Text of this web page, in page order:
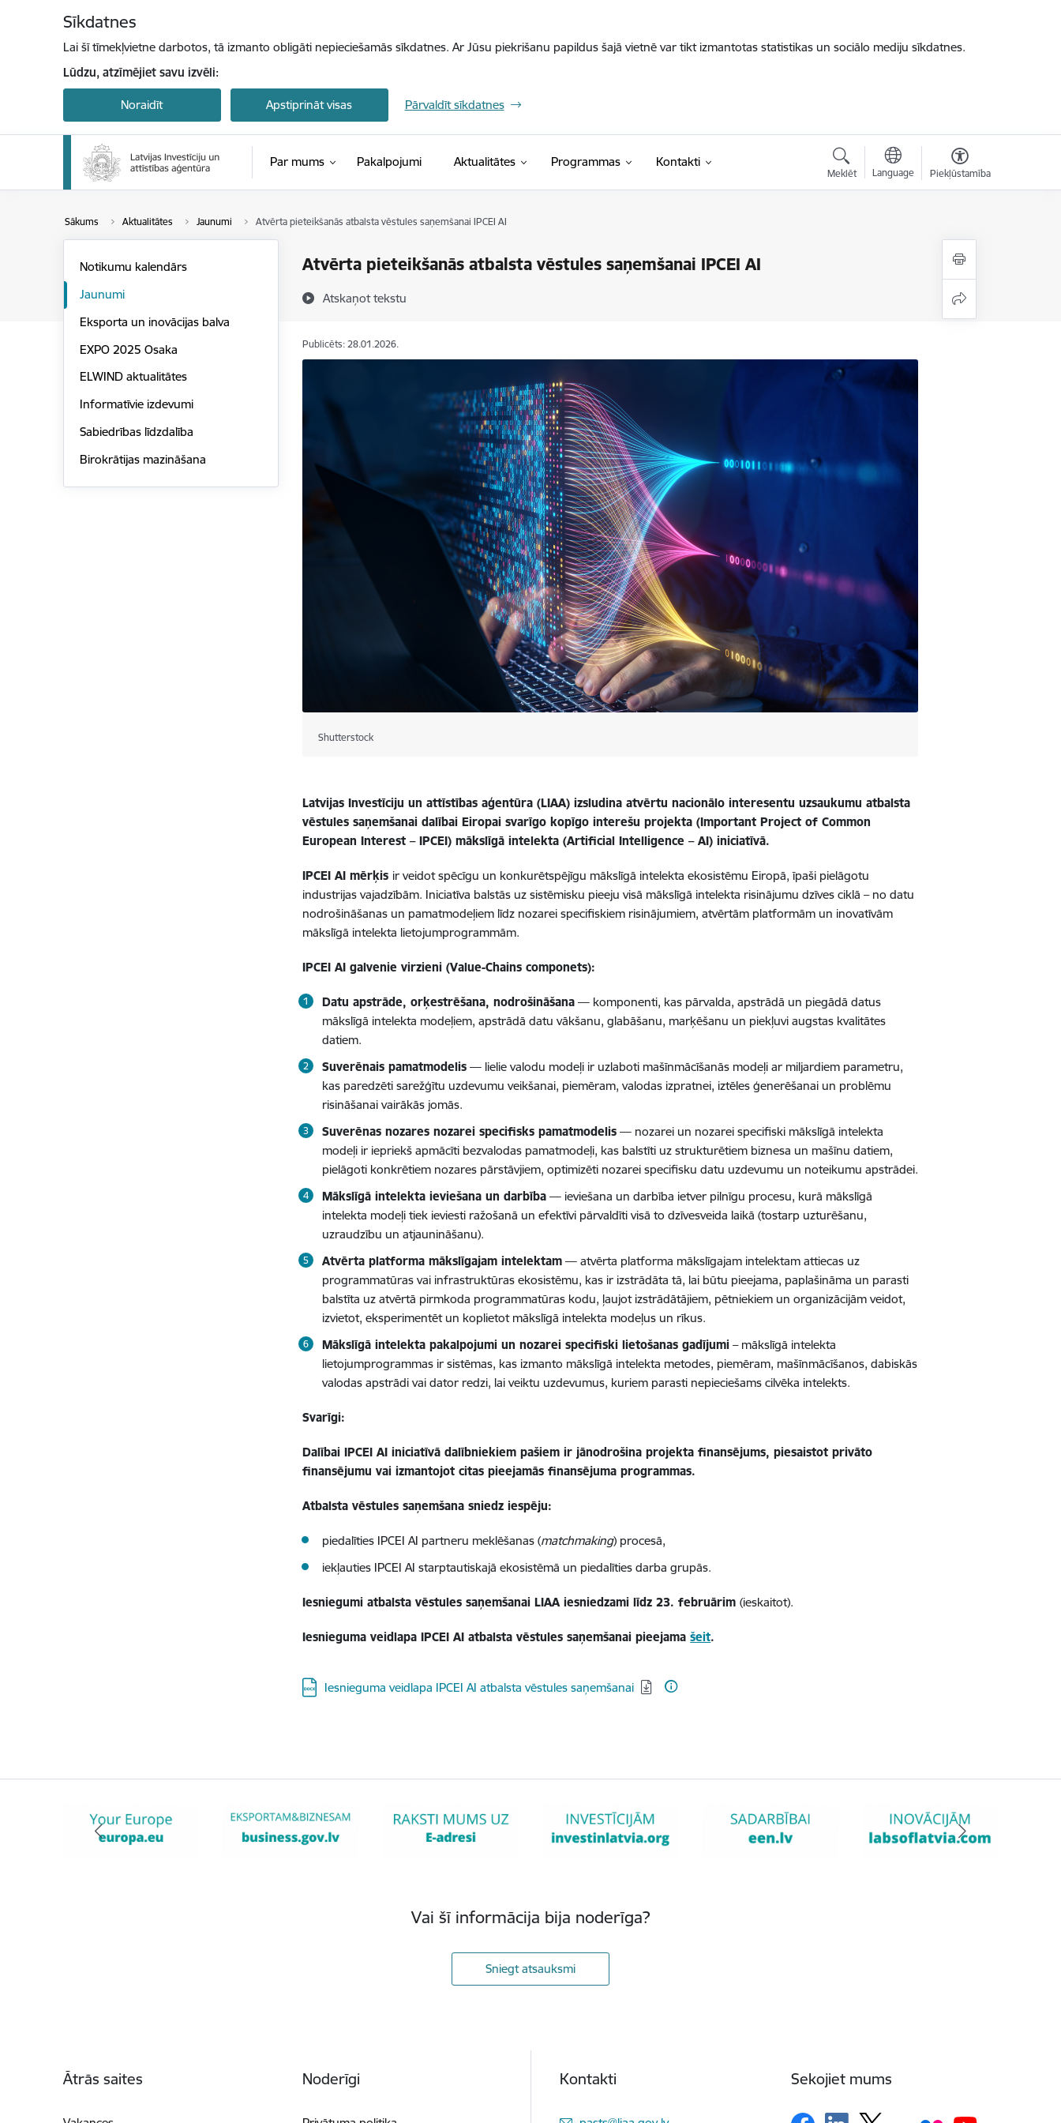
Sīkdatnes
Lai šī tīmekļvietne darbotos, tā izmanto obligāti nepieciešamās sīkdatnes. Ar Jūsu piekrišanu papildus šajā vietnē var tikt izmantotas statistikas un sociālo mediju sīkdatnes.
Lūdzu, atzīmējiet savu izvēli:
Noraidīt Apstiprināt visas Pārvaldīt sīkdatnes
Par mums Pakalpojumi Aktualitātes Programmas Kontakti
Meklēt Language Piekļūstamība
Sākums Aktualitātes Jaunumi Atvērta pieteikšanās atbalsta vēstules saņemšanai IPCEI AI
Atvērta pieteikšanās atbalsta vēstules saņemšanai IPCEI AI
Atskaņot tekstu
Notikumu kalendārs
Jaunumi
Eksporta un inovācijas balva
EXPO 2025 Osaka
ELWIND aktualitātes
Informatīvie izdevumi
Sabiedrības līdzdalība
Birokrātijas mazināšana
Publicēts: 28.01.2026.
Shutterstock
Latvijas Investīciju un attīstības aģentūra (LIAA) izsludina atvērtu nacionālo interesentu uzsaukumu atbalsta
vēstules saņemšanai dalībai Eiropai svarīgo kopīgo interešu projekta (Important Project of Common
European Interest – IPCEI) mākslīgā intelekta (Artificial Intelligence – AI) iniciatīvā.
IPCEI AI mērķis ir veidot spēcīgu un konkurētspējīgu mākslīgā intelekta ekosistēmu Eiropā, īpaši pielāgotu
industrijas vajadzībām. Iniciatīva balstās uz sistēmisku pieeju visā mākslīgā intelekta risinājumu dzīves ciklā – no datu
nodrošināšanas un pamatmodeļiem līdz nozarei specifiskiem risinājumiem, atvērtām platformām un inovatīvām
mākslīgā intelekta lietojumprogrammām.
IPCEI AI galvenie virzieni (Value-Chains componets):
Datu apstrāde, orķestrēšana, nodrošināšana — komponenti, kas pārvalda, apstrādā un piegādā datus
mākslīgā intelekta modeļiem, apstrādā datu vākšanu, glabāšanu, marķēšanu un piekļuvi augstas kvalitātes
datiem.
Suverēnais pamatmodelis — lielie valodu modeļi ir uzlaboti mašīnmācīšanās modeļi ar miljardiem parametru,
kas paredzēti sarežģītu uzdevumu veikšanai, piemēram, valodas izpratnei, iztēles ģenerēšanai un problēmu
risināšanai vairākās jomās.
Suverēnas nozares nozarei specifisks pamatmodelis — nozarei un nozarei specifiski mākslīgā intelekta
modeļi ir iepriekš apmācīti bezvalodas pamatmodeļi, kas balstīti uz strukturētiem biznesa un mašīnu datiem,
pielāgoti konkrētiem nozares pārstāvjiem, optimizēti nozarei specifisku datu uzdevumu un noteikumu apstrādei.
Mākslīgā intelekta ieviešana un darbība — ieviešana un darbība ietver pilnīgu procesu, kurā mākslīgā
intelekta modeļi tiek ieviesti ražošanā un efektīvi pārvaldīti visā to dzīvesveida laikā (tostarp uzturēšanu,
uzraudzību un atjaunināšanu).
Atvērta platforma mākslīgajam intelektam — atvērta platforma mākslīgajam intelektam attiecas uz
programmatūras vai infrastruktūras ekosistēmu, kas ir izstrādāta tā, lai būtu pieejama, paplašināma un parasti
balstīta uz atvērtā pirmkoda programmatūras kodu, ļaujot izstrādātājiem, pētniekiem un organizācijām veidot,
izvietot, eksperimentēt un koplietot mākslīgā intelekta modeļus un rīkus.
Mākslīgā intelekta pakalpojumi un nozarei specifiski lietošanas gadījumi – mākslīgā intelekta
lietojumprogrammas ir sistēmas, kas izmanto mākslīgā intelekta metodes, piemēram, mašīnmācīšanos, dabiskās
valodas apstrādi vai dator redzi, lai veiktu uzdevumus, kuriem parasti nepieciešams cilvēka intelekts.
Svarīgi:
Dalībai IPCEI AI iniciatīvā dalībniekiem pašiem ir jānodrošina projekta finansējums, piesaistot privāto
finansējumu vai izmantojot citas pieejamās finansējuma programmas.
Atbalsta vēstules saņemšana sniedz iespēju:
piedalīties IPCEI AI partneru meklēšanas (matchmaking) procesā,
iekļauties IPCEI AI starptautiskajā ekosistēmā un piedalīties darba grupās.
Iesniegumi atbalsta vēstules saņemšanai LIAA iesniedzami līdz 23. februārim(ieskaitot).
Iesnieguma veidlapa IPCEI AI atbalsta vēstules saņemšanai pieejamašeit.
Lejupielādēt:
Iesnieguma veidlapa IPCEI AI atbalsta vēstules saņemšanai
Vai šī informācija bija noderīga?
Sniegt atsauksmi
Ātrās saites Noderīgi Kontakti Sekojiet mums